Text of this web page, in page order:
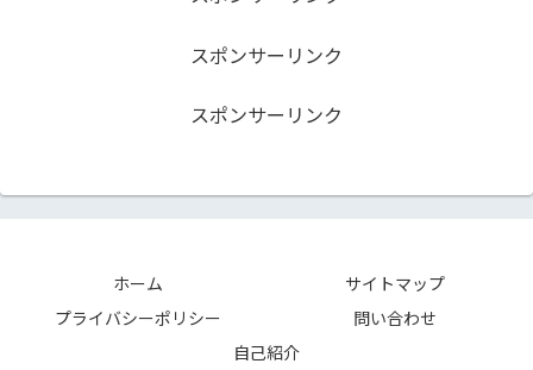
スポンサーリンク
スポンサーリンク
ホーム
サイトマップ
プライバシーポリシー
問い合わせ
自己紹介